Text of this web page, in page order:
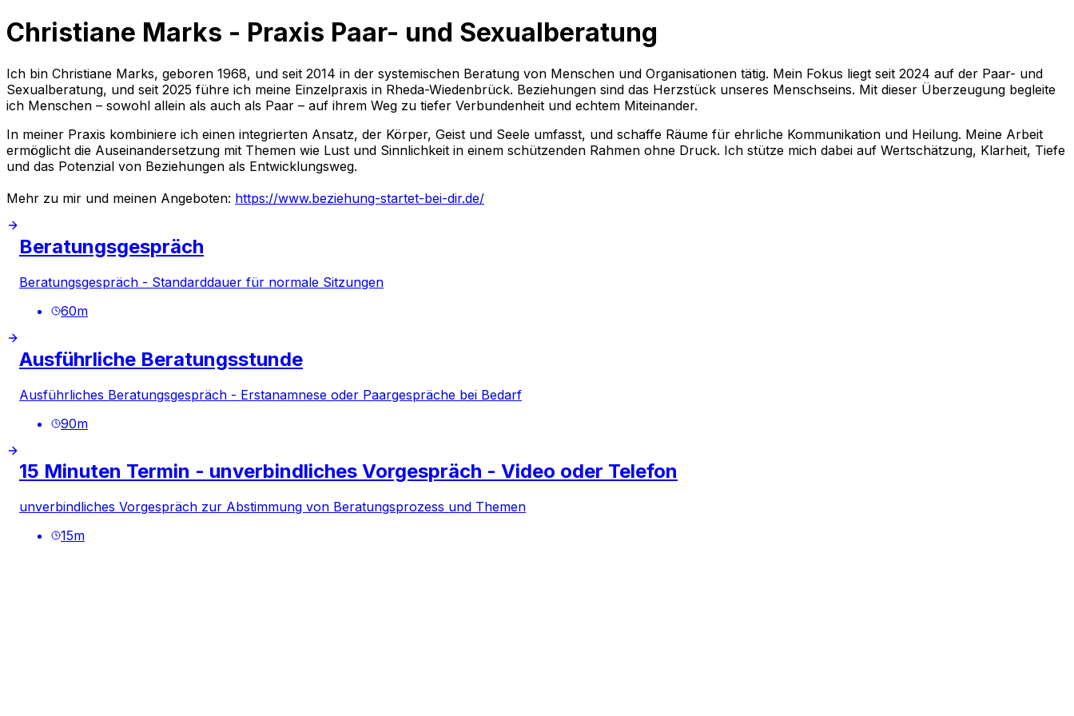
Christiane Marks - Praxis Paar- und Sexualberatung
Ich bin Christiane Marks, geboren 1968, und seit 2014 in der systemischen Beratung von Menschen und Organisationen tätig. Mein Fokus liegt seit 2024 auf der Paar- und
Sexualberatung, und seit 2025 führe ich meine Einzelpraxis in Rheda-Wiedenbrück. Beziehungen sind das Herzstück unseres Menschseins. Mit dieser Überzeugung begleite
ich Menschen – sowohl allein als auch als Paar – auf ihrem Weg zu tiefer Verbundenheit und echtem Miteinander.
In meiner Praxis kombiniere ich einen integrierten Ansatz, der Körper, Geist und Seele umfasst, und schaffe Räume für ehrliche Kommunikation und Heilung. Meine Arbeit
ermöglicht die Auseinandersetzung mit Themen wie Lust und Sinnlichkeit in einem schützenden Rahmen ohne Druck. Ich stütze mich dabei auf Wertschätzung, Klarheit, Tiefe
und das Potenzial von Beziehungen als Entwicklungsweg.
Mehr zu mir und meinen Angeboten: https://www.beziehung-startet-bei-dir.de/
Beratungsgespräch
Beratungsgespräch - Standarddauer für normale Sitzungen
60m
Ausführliche Beratungsstunde
Ausführliches Beratungsgespräch - Erstanamnese oder Paargespräche bei Bedarf
90m
15 Minuten Termin - unverbindliches Vorgespräch - Video oder Telefon
unverbindliches Vorgespräch zur Abstimmung von Beratungsprozess und Themen
15m